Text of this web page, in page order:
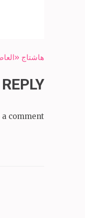
Post
هاشتاج
comment.